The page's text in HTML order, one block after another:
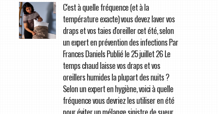
C'est à quelle fréquence (et à la
température exacte) vous devez laver vos
draps et vos taies d'oreiller cet été, selon
un expert en prévention des infections Par
Frances Daniels Publié le 25 juillet 26 Le
temps chaud laisse vos draps et vos
oreillers humides la plupart des nuits ?
Selon un expert en hygiène, voici à quelle
fréquence vous devriez les utiliser en été